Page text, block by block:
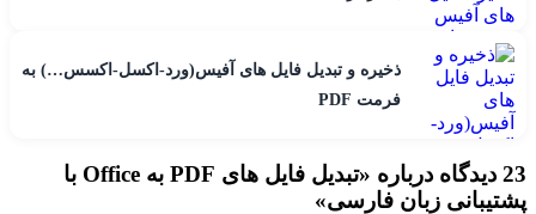
ذخیره و تبدیل فایل های آفیس(ورد-اکسل-اکسس…) به
فرمت PDF
23 دیدگاه درباره «
تبدیل فایل های PDF به Office با
پشتیبانی زبان فارسی»